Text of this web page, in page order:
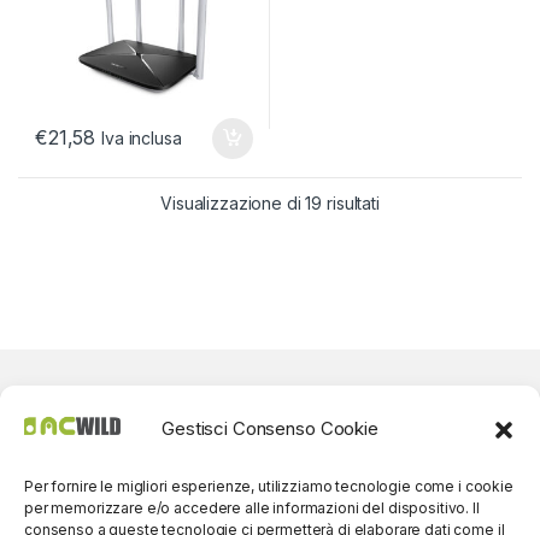
Gestisci Consenso Cookie
Per fornire le migliori esperienze, utilizziamo tecnologie come i cookie
per memorizzare e/o accedere alle informazioni del dispositivo. Il
consenso a queste tecnologie ci permetterà di elaborare dati come il
€21,58 Iva inclusa
Visualizzazione di 19 risultati